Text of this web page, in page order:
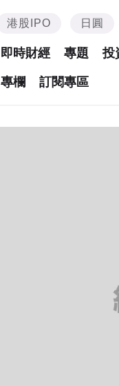
港股IPO 日圓
即時財經 專題 投
專欄 訂閱專區